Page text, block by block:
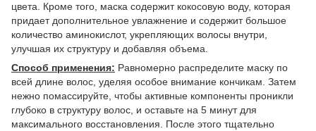
цвета. Кроме того, маска содержит кокосовую воду, которая
придает дополнительное увлажнение и содержит большое
количество аминокислот, укрепляющих волосы внутри,
улучшая их структуру и добавляя объема.
Способ применения: Равномерно распределите маску по
всей длине волос, уделяя особое внимание кончикам. Затем
нежно помассируйте, чтобы активные компоненты проникли
глубоко в структуру волос, и оставьте на 5 минут для
максимального восстановления. После этого тщательно